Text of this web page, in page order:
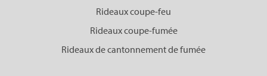
Rideaux coupe-feu
Rideaux coupe-fumée
Rideaux de cantonnement de fumée